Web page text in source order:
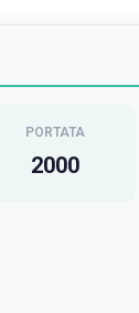
PORTATA
2000